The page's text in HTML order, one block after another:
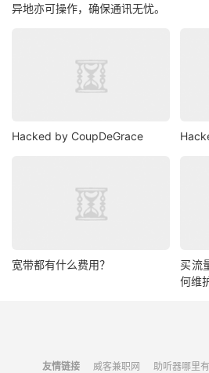
异地亦可操作，确保通讯无忧。
Hacked by CoupDeGrace
宽带都有什么费用？
买流
何维
友情链接 威客兼职网 助听器哪里